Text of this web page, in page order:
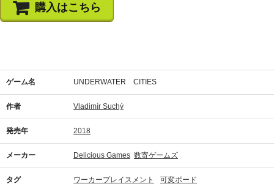
購入はこちら
ゲーム名 UNDERWATER CITIES
作者 Vladimír Suchý
発売年 2018
メーカー Delicious Games 数寄ゲームズ
タグ ワーカープレイスメント 可変ボード